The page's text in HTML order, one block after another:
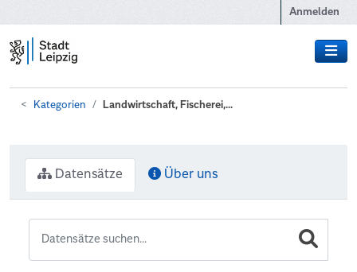
Anmelden
Kategorien Landwirtschaft, Fischerei,...
Datensätze Über uns